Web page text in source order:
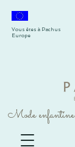
Mode enfantine
Vous êtes à Pachus
Europe